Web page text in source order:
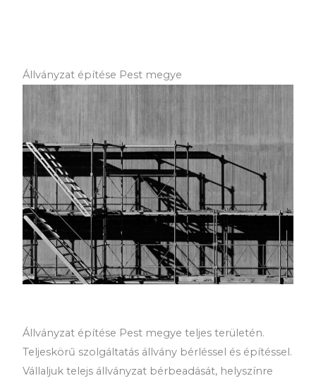
Állványzat építése Pest megye
Állványzat építése Pest megye teljes területén.
Teljeskörű szolgáltatás állvány bérléssel és építéssel.
Vállaljuk telejs állványzat bérbeadását, helyszínre